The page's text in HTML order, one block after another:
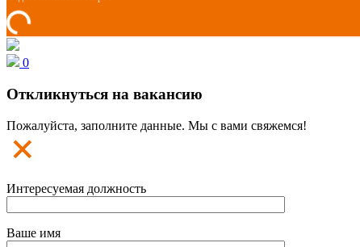
0
Откликнуться на вакансию
Пожалуйста, заполните данные. Мы с вами свяжемся!
Интересуемая должность
Ваше имя